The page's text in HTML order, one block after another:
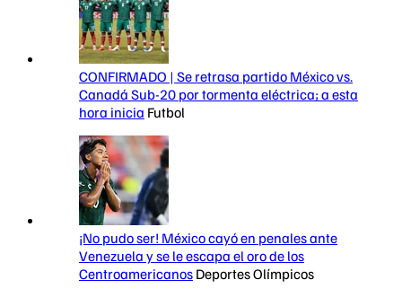
CONFIRMADO | Se retrasa partido México vs.
Canadá Sub-20 por tormenta eléctrica; a esta
hora inicia Futbol
¡No pudo ser! México cayó en penales ante
Venezuela y se le escapa el oro de los
Centroamericanos Deportes Olímpicos